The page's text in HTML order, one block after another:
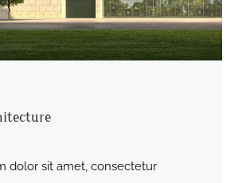
dolor sit amet, consectetur